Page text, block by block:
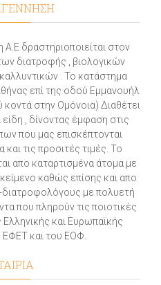
Α.Ε δραστηριοποιείται στον
διατροφής , βιολογικών
. Το κατάστημα
επί της οδού Εμμανουήλ
στην Ομόνοια) Διαθέτει
, δίνοντας έμφαση στις
που μας επισκέπτονται
και τις προσιτές τιμές. Το
απο καταρτισμένα άτομα με
καθώς επίσης και απο
διατροφολόγους με πολυετή
που πληρούν τις ποιοτικές
και Ευρωπαϊκής
ΕΦΕΤ και του ΕΟΦ.